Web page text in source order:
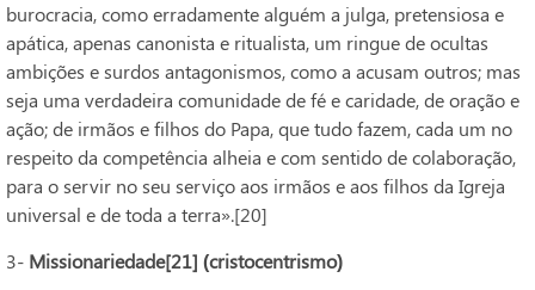
burocracia, como erradamente alguém a julga, pretensiosa e
apática, apenas canonista e ritualista, um ringue de ocultas
ambições e surdos antagonismos, como a acusam outros; mas
seja uma verdadeira comunidade de fé e caridade, de oração e
ação; de irmãos e filhos do Papa, que tudo fazem, cada um no
respeito da competência alheia e com sentido de colaboração,
para o servir no seu serviço aos irmãos e aos filhos da Igreja
universal e de toda a terra».[20]
3- Missionariedade[21] (cristocentrismo)